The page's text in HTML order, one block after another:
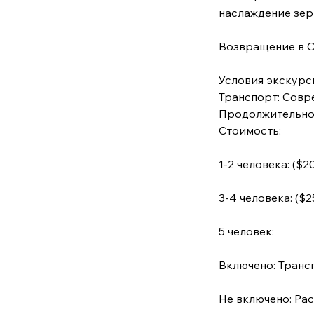
наслаждение
Возвращение в
Условия
Транспорт:
Стоимость:
1-2 человека:
3-4 человека:
5 человек:
Включено:
Не включено: